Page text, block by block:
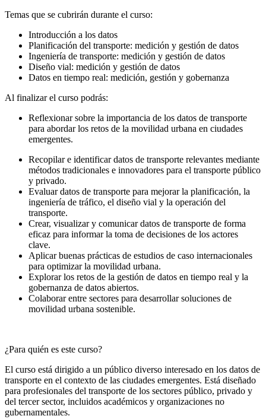
Temas que se cubrirán durante el curso:
Introducción a los datos
Planificación del transporte: medición y gestión de datos
Ingeniería de transporte: medición y gestión de datos
Diseño vial: medición y gestión de datos
Datos en tiempo real: medición, gestión y gobernanza
Al finalizar el curso podrás:
Reflexionar sobre la importancia de los datos de transporte
para abordar los retos de la movilidad urbana en ciudades
emergentes.
Recopilar e identificar datos de transporte relevantes mediante
métodos tradicionales e innovadores para el transporte público
y privado.
Evaluar datos de transporte para mejorar la planificación, la
ingeniería de tráfico, el diseño vial y la operación del
transporte.
Crear, visualizar y comunicar datos de transporte de forma
eficaz para informar la toma de decisiones de los actores
clave.
Aplicar buenas prácticas de estudios de caso internacionales
para optimizar la movilidad urbana.
Explorar los retos de la gestión de datos en tiempo real y la
gobernanza de datos abiertos.
Colaborar entre sectores para desarrollar soluciones de
movilidad urbana sostenible.
¿Para quién es este curso?
El curso está dirigido a un público diverso interesado en los datos de
transporte en el contexto de las ciudades emergentes. Está diseñado
para profesionales del transporte de los sectores público, privado y
del tercer sector, incluidos académicos y organizaciones no
gubernamentales.